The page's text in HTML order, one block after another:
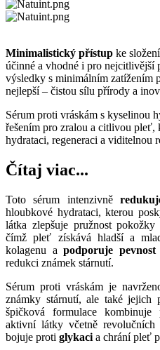
Minimalistický přístup ke
účinné a vhodné i pro
výsledky s minimálním zatížením
nejlepší – čistou sílu přírody a
Sérum proti vráskám s kyselinou
řešením pro zralou a citlivou pleť,
hydrataci, regeneraci a viditelnou
Čítaj viac...
Toto sérum intenzivně
hloubkové hydrataci, kterou
látka zlepšuje pružnost
čímž pleť získává hladší a
kolagenu apodporuje pevnost
redukci známek stárnutí.
Sérum proti vráskám je
známky stárnutí, ale také jejich
špičková formulace
aktivní látky včetně
bojuje proti glykaci a chrání pleť